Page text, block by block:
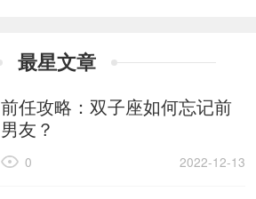
最星文章
前任攻略：双子座如何忘记前
男友？
2022-12-13
0